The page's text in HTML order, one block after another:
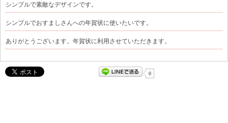
シンプルで素敵なデザインです。
シンプルでおすましさんへの年賀状に使いたいです。
ありがとうございます。年賀状に利用させていただきます。
0